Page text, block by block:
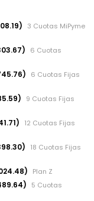
3 Cuotas MiPyme
6 Cuotas
6 Cuotas Fijas
9 Cuotas Fijas
12 Cuotas Fijas
18 Cuotas Fijas
Plan Z
5 Cuotas